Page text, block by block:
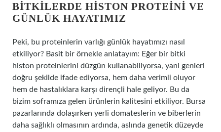
BITKILERDE HISTON PROTEINI VE
GÜNLÜK HAYATIMIZ
Peki, bu proteinlerin varlığı günlük hayatımızı nasıl
etkiliyor? Basit bir örnekle anlatayım: Eğer bir bitki
histon proteinlerini düzgün kullanabiliyorsa, yani genleri
doğru şekilde ifade ediyorsa, hem daha verimli oluyor
hem de hastalıklara karşı dirençli hale geliyor. Bu da
bizim soframıza gelen ürünlerin kalitesini etkiliyor. Bursa
pazarlarında dolaşırken yerli domateslerin ve biberlerin
daha sağlıklı olmasının ardında, aslında genetik düzeyde